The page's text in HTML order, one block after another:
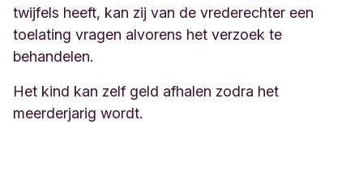
twijfels heeft, kan zij van de vrederechter een
toelating vragen alvorens het verzoek te
behandelen.
Het kind kan zelf geld afhalen zodra het
meerderjarig wordt.